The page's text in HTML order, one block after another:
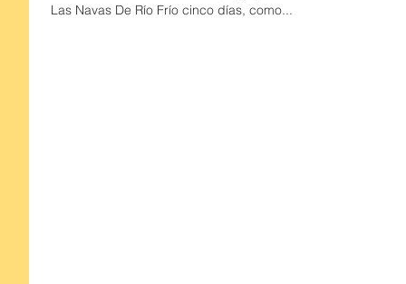
Las Navas De Río Frío cinco días, como...